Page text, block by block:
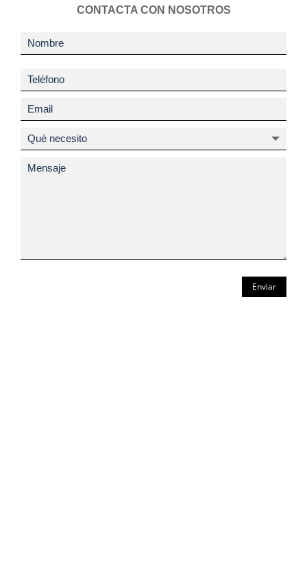
CONTACTA CON NOSOTROS
Enviar